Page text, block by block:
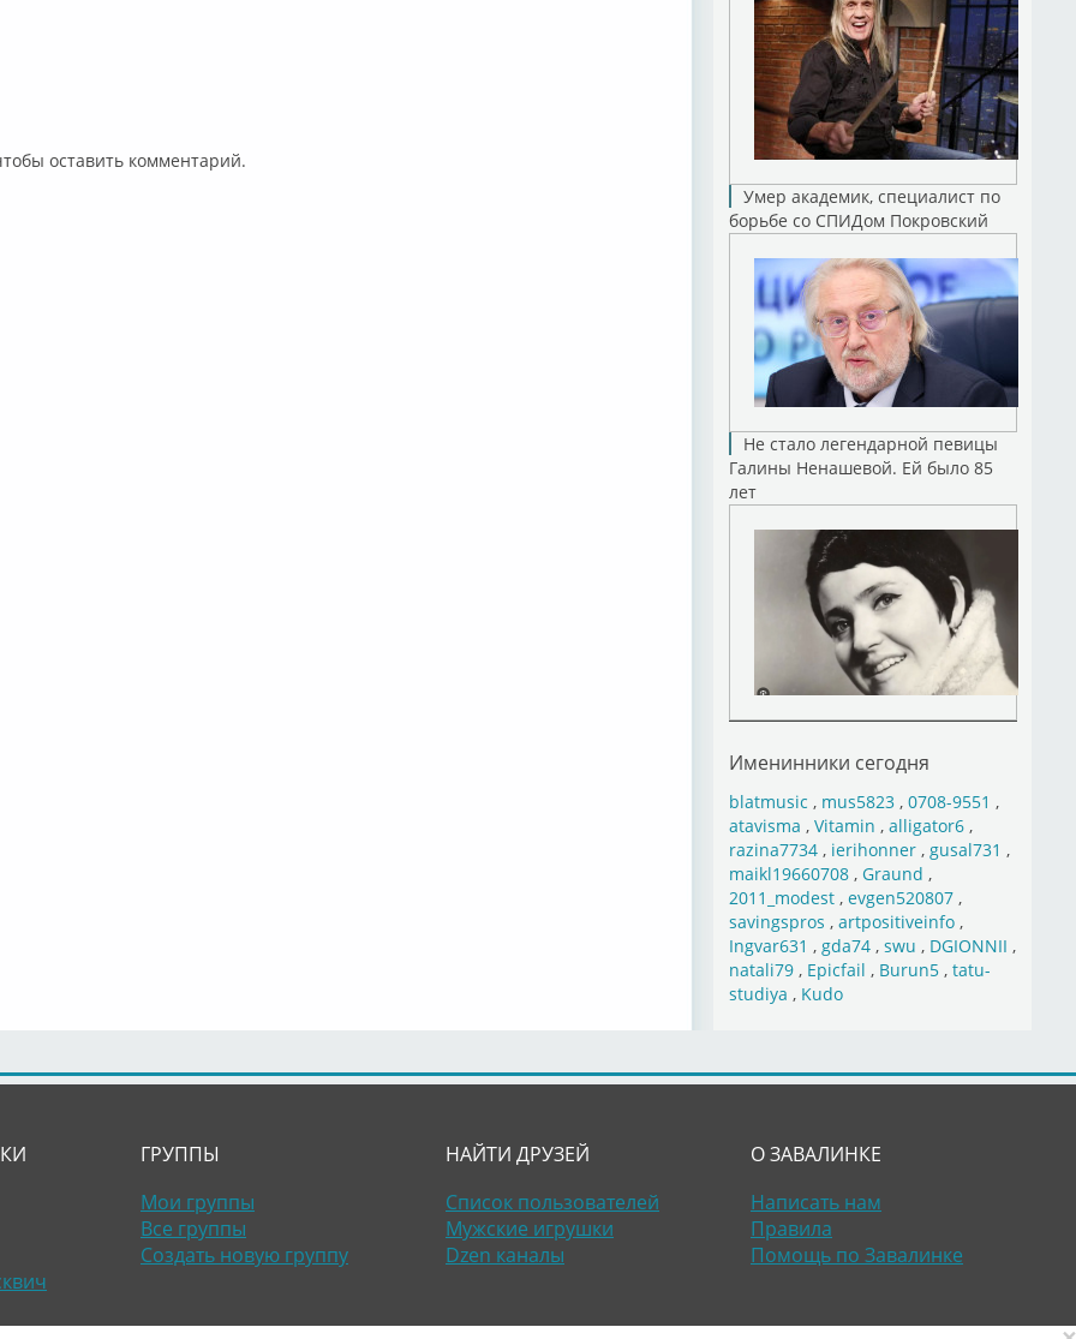
оставить комментарий.
Умер академик, специалист по
борьбе со СПИДом Покровский
Не стало легендарной певицы
Галины Ненашевой. Ей было 85
лет
Именинники сегодня
blatmusic , mus5823, 0708-9551 ,
atavisma , Vitamin , alligator6,
razina7734, ierihonner, gusal731 ,
maikl19660708, Graund ,
2011_modest, evgen520807,
savingspros , artpositiveinfo,
Ingvar631 , gda74, swu , DGIONNII ,
natali79, Epicfail , Burun5, tatu-
studiya , Kudo
ГРУППЫ
Мои группы
Все группы
Создать новую группу
НАЙТИ ДРУЗЕЙ
Список пользователей
Мужские игрушки
Dzen каналы
О ЗАВАЛИНКЕ
Написать нам
Правила
Помощь по Завалинке